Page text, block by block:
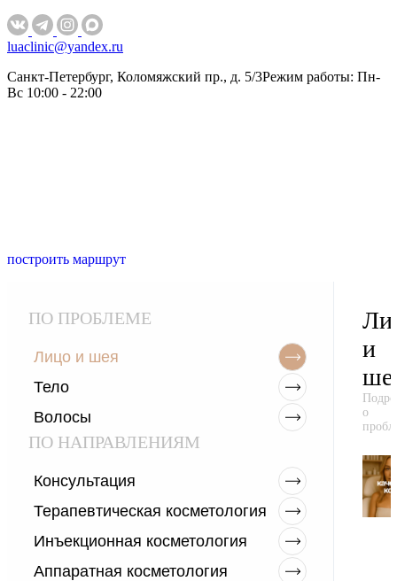
luaclinic@yandex.ru
Санкт-Петербург, Коломяжский пр., д. 5/3Режим работы: Пн-
Вс 10:00 - 22:00
построить маршрут
ПО ПРОБЛЕМЕ
Лицо и шея
Тело
Волосы
ПО НАПРАВЛЕНИЯМ
Консультация
Терапевтическая косметология
Инъекционная косметология
Аппаратная косметология
и
о